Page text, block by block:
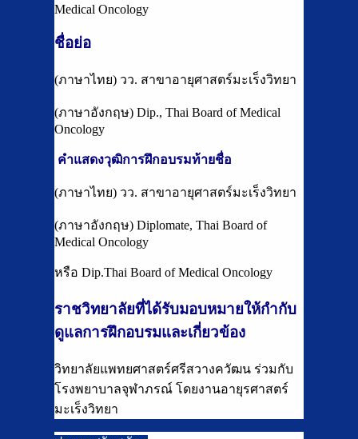
Medical Oncology
ชื่อย่อ
(ภาษาไทย) วว. สาขาอายุศาสตร์มะเร็งวิทยา
(ภาษาอังกฤษ) Dip., Thai Board of Medical
Oncology
คำแสดงวุฒิการฝึกอบรมท้ายชื่อ
(ภาษาไทย) วว. สาขาอายุศาสตร์มะเร็งวิทยา
(ภาษาอังกฤษ) Diplomate, Thai Board of
Medical Oncology
หรือ Dip.Thai Board of Medical Oncology
ราชวิทยาลัยที่ได้รับมอบหมายให้กำกับ
ดูแลการฝึกอบรมและเกี่ยวข้อง
วิทยาลัยแพทยศาสตร์ศรีสวางควัฒน ร่วมกับ
โรงพยาบาลจุฬาภรณ์ โดยงานอายุรศาสตร์
มะเร็งวิทยา